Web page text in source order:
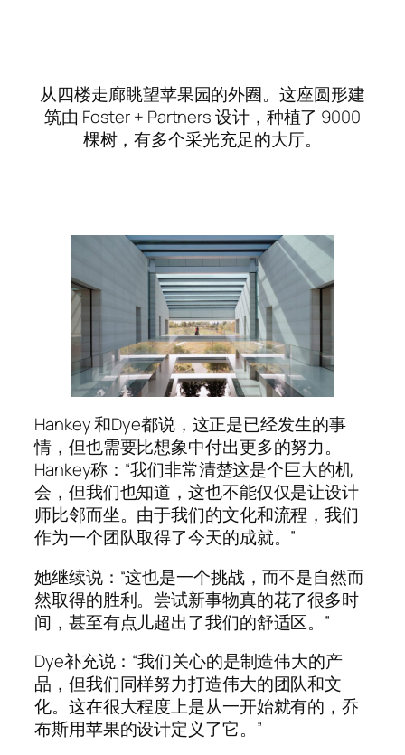
从四楼走廊眺望苹果园的外圈。这座圆形建
筑由 Foster + Partners 设计，种植了 9000
棵树，有多个采光充足的大厅。
Hankey 和Dye都说，这正是已经发生的事
情，但也需要比想象中付出更多的努力。
Hankey称：“我们非常清楚这是个巨大的机
会，但我们也知道，这也不能仅仅是让设计
师比邻而坐。由于我们的文化和流程，我们
作为一个团队取得了今天的成就。”
她继续说：“这也是一个挑战，而不是自然而
然取得的胜利。尝试新事物真的花了很多时
间，甚至有点儿超出了我们的舒适区。”
Dye补充说：“我们关心的是制造伟大的产
品，但我们同样努力打造伟大的团队和文
化。这在很大程度上是从一开始就有的，乔
布斯用苹果的设计定义了它。”